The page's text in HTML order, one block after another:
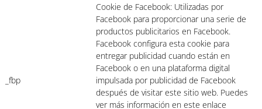
_fbp
Cookie de Facebook: Utilizadas por
Facebook para proporcionar una serie de
productos publicitarios en Facebook.
Facebook configura esta cookie para
entregar publicidad cuando están en
Facebook o en una plataforma digital
impulsada por publicidad de Facebook
después de visitar este sitio web. Puedes
ver más información en este enlace